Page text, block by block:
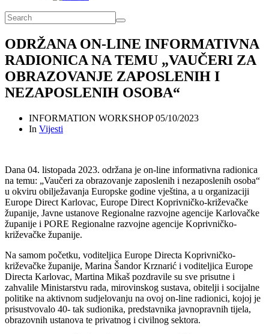
ODRŽANA ON-LINE INFORMATIVNA
RADIONICA NA TEMU „VAUČERI ZA
OBRAZOVANJE ZAPOSLENIH I
NEZAPOSLENIH OSOBA“
INFORMATION WORKSHOP05/10/2023
In Vijesti
Dana 04. listopada 2023. održana je on-line informativna radionica
na temu: „Vaučeri za obrazovanje zaposlenih i nezaposlenih osoba“
u okviru obilježavanja Europske godine vještina, a u organizaciji
Europe Direct Karlovac, Europe Direct Koprivničko-križevačke
županije, Javne ustanove Regionalne razvojne agencije Karlovačke
županije i PORE Regionalne razvojne agencije Koprivničko-
križevačke županije.
Na samom početku, voditeljica Europe Directa Koprivničko-
križevačke županije, Marina Šandor Krznarić i voditeljica Europe
Directa Karlovac, Martina Mikaš pozdravile su sve prisutne i
zahvalile Ministarstvu rada, mirovinskog sustava, obitelji i socijalne
politike na aktivnom sudjelovanju na ovoj on-line radionici, kojoj je
prisustvovalo 40- tak sudionika, predstavnika javnopravnih tijela,
obrazovnih ustanova te privatnog i civilnog sektora.